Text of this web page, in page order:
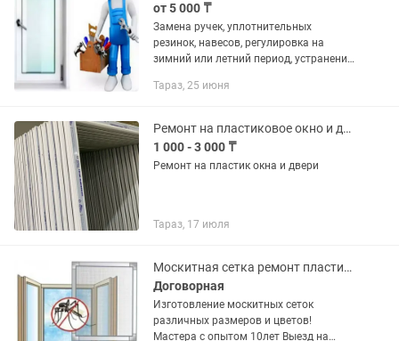
от 5 000 ₸
Замена ручек, уплотнительных
резинок, навесов, регулировка на
зимний или летний период, устранение
окна, и другие нюансы.
Тараз, 25 июня
Ремонт на пластиковое окно и двери
1 000 - 3 000 ₸
Ремонт на пластик окна и двери
Тараз, 17 июля
Москитная сетка ремонт пластиковых окон маскитныйе сетки
Договорная
Изготовление москитных сеток
различных размеров и цветов!
Мастера с опытом 10лет Выезд на